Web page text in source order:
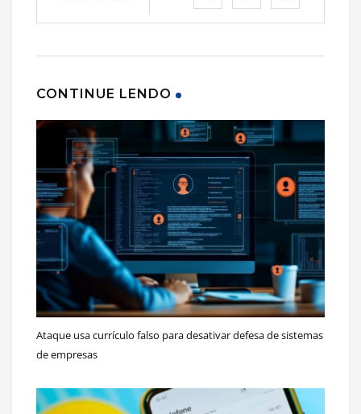
CONTINUE LENDO
Ataque usa currículo falso para desativar defesa de sistemas
de empresas